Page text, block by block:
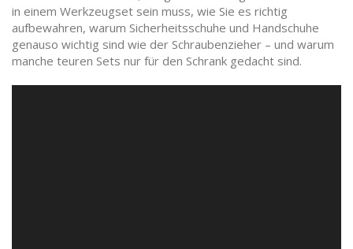
in einem Werkzeugset sein muss, wie Sie es richtig
aufbewahren, warum Sicherheitsschuhe und Handschuhe
genauso wichtig sind wie der Schraubenzieher – und warum
manche teuren Sets nur für den Schrank gedacht sind.